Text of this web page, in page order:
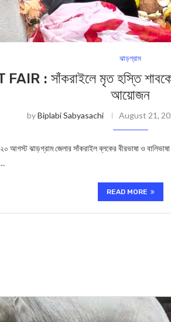
ঝাড়গ্রাম
: সাঁকরাইলে মৃত হস্তি শাবকের
আয়োজন
byBiplabi Sabyasachi August 21,
ঝাড়গ্রাম জেলার সাঁকরাইল ব্লকের বীরভাষা ও
READ MORE